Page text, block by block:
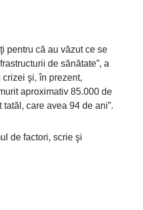
pentru că au văzut ce se
de sănătate”, a
şi, în prezent,
aproximativ 85.000 de
care avea 94 de ani”.
de factori, scrie şi